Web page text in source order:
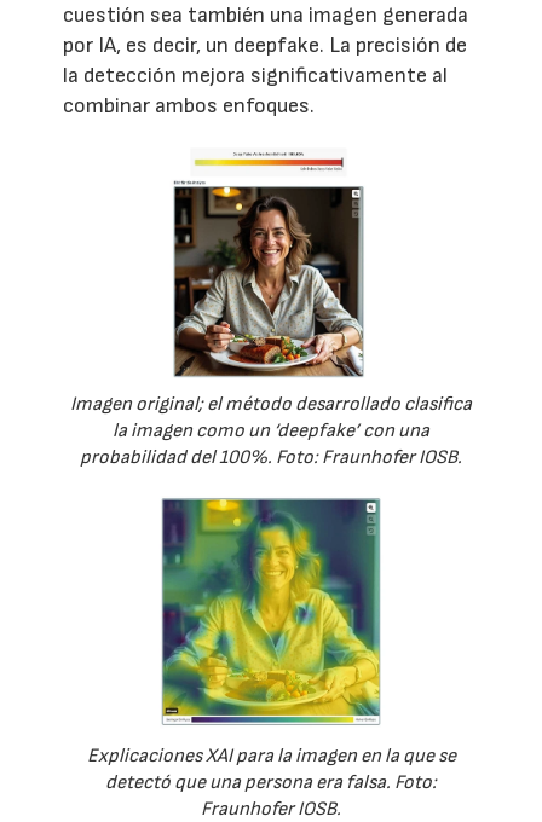
cuestión sea también una imagen generada
por IA, es decir, un deepfake. La precisión de
la detección mejora significativamente al
combinar ambos enfoques.
Imagen original; el método desarrollado clasifica
la imagen como un ‘deepfake’ con una
probabilidad del 100%. Foto: Fraunhofer IOSB.
Explicaciones XAI para la imagen en la que se
detectó que una persona era falsa. Foto:
Fraunhofer IOSB.